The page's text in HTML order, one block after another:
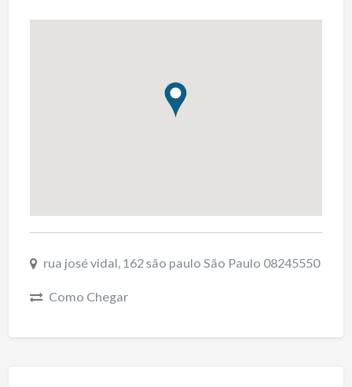
rua josé vidal, 162 são paulo São Paulo 08245550
Como Chegar